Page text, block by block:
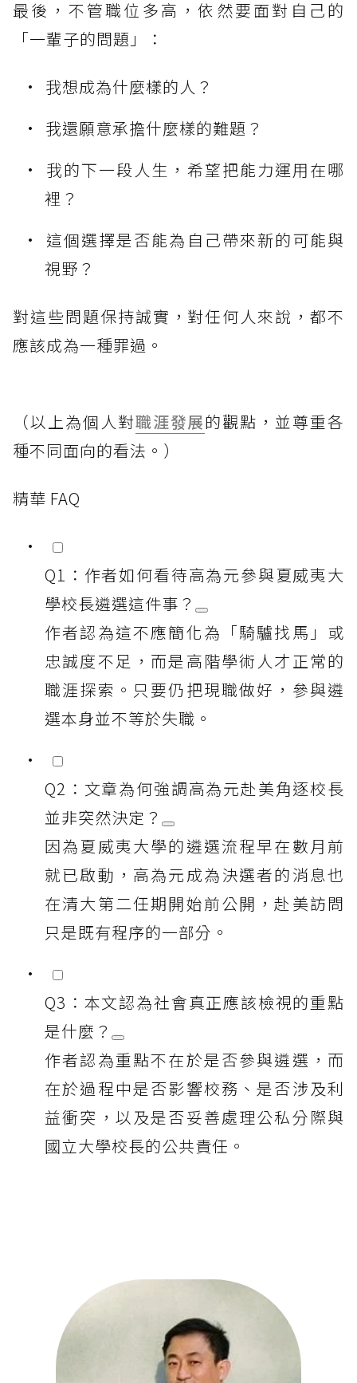
最後，不管職位多高，依然要面對自己的
「一輩子的問題」：
我想成為什麼樣的人？
我還願意承擔什麼樣的難題？
我的下一段人生，希望把能力運用在哪
裡？
這個選擇是否能為自己帶來新的可能與
視野？
對這些問題保持誠實，對任何人來說，都不
應該成為一種罪過。
（以上為個人對職涯發展的觀點，並尊重各
種不同面向的看法。）
精華 FAQ
Q1：作者如何看待高為元參與夏威夷大
學校長遴選這件事？
作者認為這不應簡化為「騎驢找馬」或
忠誠度不足，而是高階學術人才正常的
職涯探索。只要仍把現職做好，參與遴
選本身並不等於失職。
Q2：文章為何強調高為元赴美角逐校長
並非突然決定？
因為夏威夷大學的遴選流程早在數月前
就已啟動，高為元成為決選者的消息也
在清大第二任期開始前公開，赴美訪問
只是既有程序的一部分。
Q3：本文認為社會真正應該檢視的重點
是什麼？
作者認為重點不在於是否參與遴選，而
在於過程中是否影響校務、是否涉及利
益衝突，以及是否妥善處理公私分際與
國立大學校長的公共責任。